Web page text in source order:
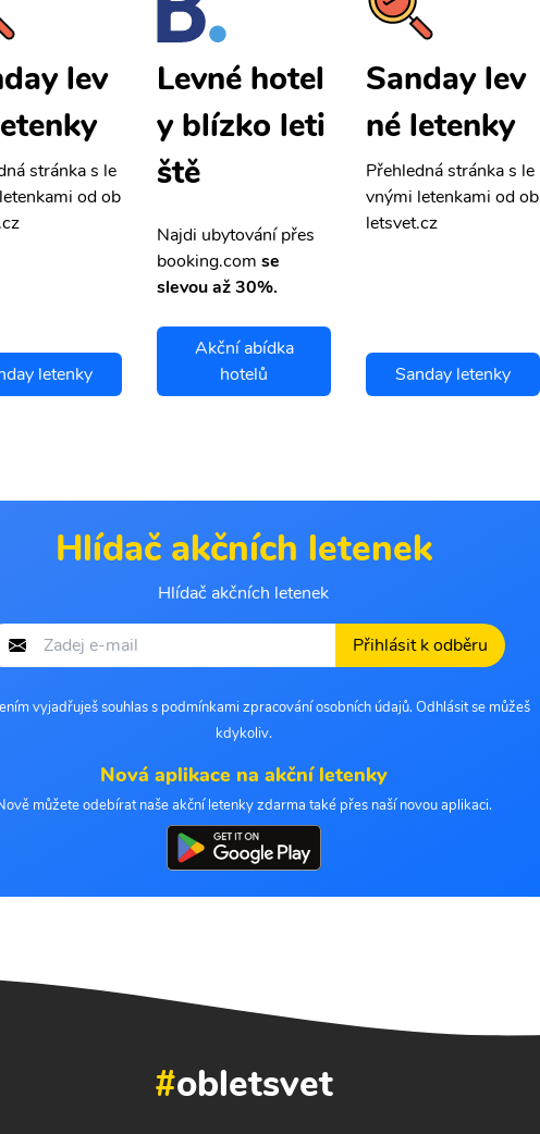
lev
stránka s le
od ob
letenky
Levné hotel
y blízko leti
ště
Najdi ubytování přes
booking.com se
slevou až 30%.
Akční abídka
hotelů
Sanday lev
né letenky
Přehledná stránka s le
vnými letenkami od ob
letsvet.cz
Sanday letenky
Hlídač akčních letenek
Hlídač akčních letenek
Přihlásit k odběru
vyjadřuješ souhlas s podmínkami zpracování osobních údajů. Odhlásit se můžeš
kdykoliv.
Nová aplikace na akční letenky
můžete odebírat naše akční letenky zdarma také přes naší novou aplikaci.
#obletsvet